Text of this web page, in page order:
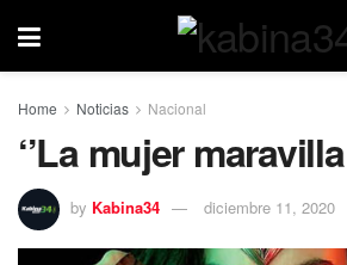
Home Noticias Nacional
‘’La mujer maravilla
by Kabina34 diciembre 11, 2020